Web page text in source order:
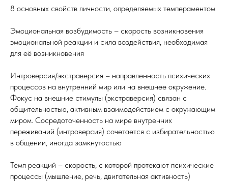
8 основных свойств личности, определяемых темпераментом
Эмоциональная возбудимость – скорость возникновения
эмоциональной реакции и сила воздействия, необходимая
для её возникновения
Интроверсия/экстраверсия – направленность психических
процессов на внутренний мир или на внешнее окружение.
Фокус на внешние стимулы (экстраверсия) связан с
общительностью, активным взаимодействием с окружающим
миром. Сосредоточенность на мире внутренних
переживаний (интроверсия) сочетается с избирательностью
в общении, иногда замкнутостью
Темп реакций – скорость, с которой протекают психические
процессы (мышление, речь, двигательная активность)